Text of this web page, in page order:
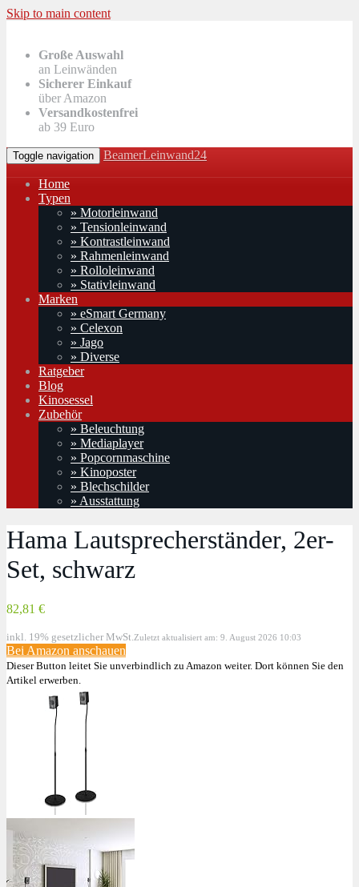
Skip to main content
Große Auswahl
an Leinwänden
Sicherer Einkauf
über Amazon
Versandkostenfrei
ab 39 Euro
Toggle navigation BeamerLeinwand24
Home
Typen
» Motorleinwand
» Tensionleinwand
» Kontrastleinwand
» Rahmenleinwand
» Rolloleinwand
» Stativleinwand
Marken
» eSmart Germany
» Celexon
» Jago
» Diverse
Ratgeber
Blog
Kinosessel
Zubehör
» Beleuchtung
» Mediaplayer
» Popcornmaschine
» Kinoposter
» Blechschilder
» Ausstattung
Hama Lautsprecherständer, 2er-
Set, schwarz
82,81 €
inkl. 19% gesetzlicher MwSt. Zuletzt aktualisiert am: 9. August 2026 10:03
Bei Amazon anschauen
Dieser Button leitet Sie unverbindlich zu Amazon weiter. Dort können Sie den
Artikel erwerben.